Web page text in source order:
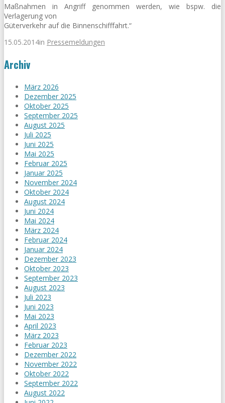
Maßnahmen in Angriff genommen werden, wie bspw. die
Verlagerung von
Güterverkehr auf die Binnenschifffahrt.“
15.05.2014in Pressemeldungen
Archiv
März 2026
Dezember 2025
Oktober 2025
September 2025
August 2025
Juli 2025
Juni 2025
Mai 2025
Februar 2025
Januar 2025
November 2024
Oktober 2024
August 2024
Juni 2024
Mai 2024
März 2024
Februar 2024
Januar 2024
Dezember 2023
Oktober 2023
September 2023
August 2023
Juli 2023
Juni 2023
Mai 2023
April 2023
März 2023
Februar 2023
Dezember 2022
November 2022
Oktober 2022
September 2022
August 2022